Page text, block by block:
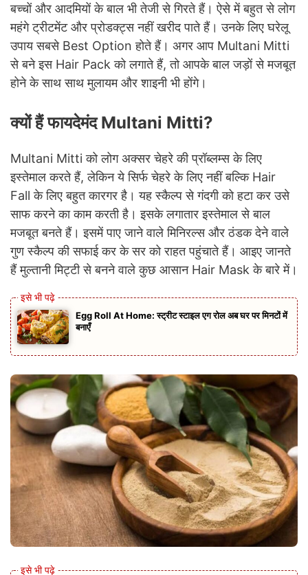
बच्चों और आदमियों के बाल भी तेजी से गिरते हैं। ऐसे में बहुत से लोग
महंगे ट्रीटमेंट और प्रोडक्ट्स नहीं खरीद पाते हैं। उनके लिए घरेलू
उपाय सबसे Best Option होते हैं। अगर आप Multani Mitti
से बने इस Hair Pack को लगाते हैं, तो आपके बाल जड़ों से मजबूत
होने के साथ साथ मुलायम और शाइनी भी होंगे।
क्यों हैं फायदेमंद Multani Mitti?
Multani Mitti को लोग अक्सर चेहरे की प्रॉब्लम्स के लिए
इस्तेमाल करते हैं, लेकिन ये सिर्फ चेहरे के लिए नहीं बल्कि Hair
Fall के लिए बहुत कारगर है। यह स्कैल्प से गंदगी को हटा कर उसे
साफ करने का काम करती है। इसके लगातार इस्तेमाल से बाल
मजबूत बनते हैं। इसमें पाए जाने वाले मिनिरल्स और ठंडक देने वाले
गुण स्कैल्प की सफाई कर के सर को राहत पहुंचाते हैं। आइए जानते
हैं मुल्तानी मिट्टी से बनने वाले कुछ आसान Hair Mask के बारे में।
Egg Roll At Home: स्ट्रीट स्टाइल एग रोल अब घर पर मिनटों में
बनाएँ